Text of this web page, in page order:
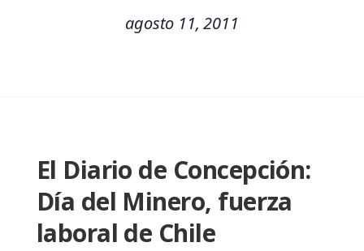
agosto 11, 2011
El Diario de Concepción:
Día del Minero, fuerza
laboral de Chile